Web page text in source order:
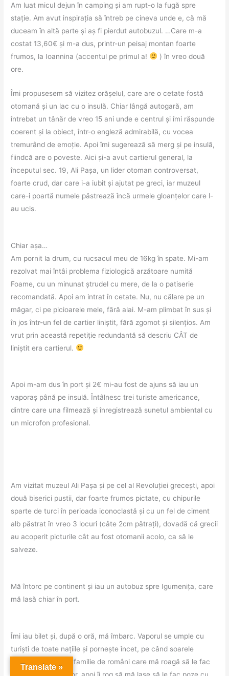
Am luat micul dejun în camping și am rupt-o la fugă spre
stație. Am avut inspirația să întreb pe cineva unde e, că mă
duceam în altă parte și aș fi pierdut autobuzul. …Care m-a
costat 13,60€ și m-a dus, printr-un peisaj montan foarte
frumos, la Ioannina (accentul pe primul a!
) în vreo două
ore.
Îmi propusesem să vizitez orășelul, care are o cetate fostă
otomană și un lac cu o insulă. Chiar lângă autogară, am
întrebat un tânăr de vreo 15 ani unde e centrul și îmi răspunde
coerent și la obiect, într-o engleză admirabilă, cu vocea
tremurând de emoție. Apoi îmi sugerează să merg și pe insulă,
fiindcă are o poveste. Aici și-a avut cartierul general, la
începutul sec. 19, Ali Pașa, un lider otoman controversat,
foarte crud, dar care i-a iubit și ajutat pe greci, iar muzeul
care-i poartă numele păstrează încă urmele gloanțelor care l-
au ucis.
Chiar așa…
Am pornit la drum, cu rucsacul meu de 16kg în spate. Mi-am
rezolvat mai întâi problema fiziologică arzătoare numită
Foame, cu un minunat ștrudel cu mere, de la o patiserie
recomandată. Apoi am intrat în cetate. Nu, nu călare pe un
măgar, ci pe picioarele mele, fără alai. M-am plimbat în sus și
în jos într-un fel de cartier liniștit, fără zgomot și silențios. Am
vrut prin această repetiție redundantă să descriu CÂT de
liniștit era cartierul.
Apoi m-am dus în port și 2€ mi-au fost de ajuns să iau un
vaporaș până pe insulă. Întâlnesc trei turiste americance,
dintre care una filmează și înregistrează sunetul ambiental cu
un microfon profesional.
Am vizitat muzeul Ali Pașa și pe cel al Revoluției grecești, apoi
două biserici pustii, dar foarte frumos pictate, cu chipurile
sparte de turci în perioada iconoclastă și cu un fel de ciment
alb păstrat în vreo 3 locuri (câte 2cm pătrați), dovadă că grecii
au acoperit picturile cât au fost otomanii acolo, ca să le
salveze.
Mă întorc pe continent și iau un autobuz spre Igumenița, care
mă lasă chiar în port.
Îmi iau bilet și, după o oră, mă îmbarc. Vaporul se umple cu
turiști de toate națiile și pornește încet, pe când soarele
apune. Întâlnesc o familie de români care mă roagă să le fac
Translate »